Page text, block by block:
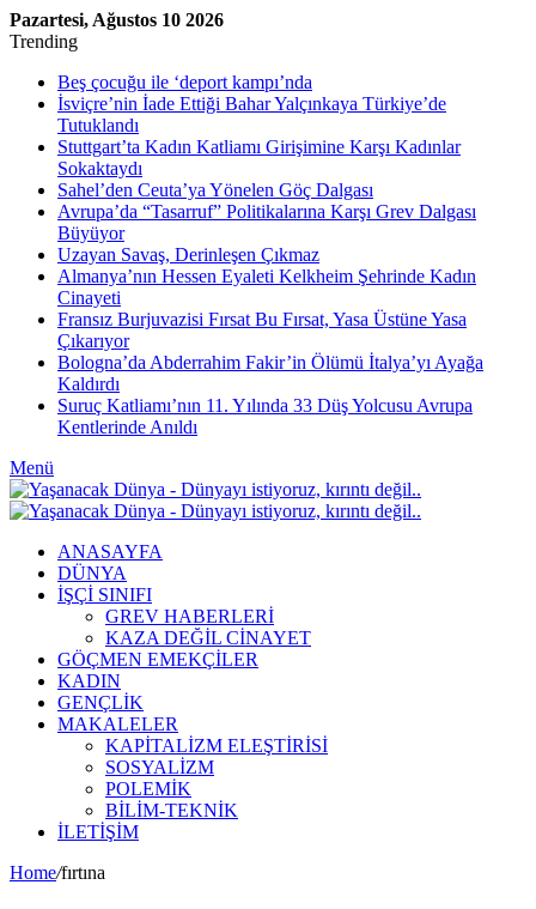
Pazartesi, Ağustos 10 2026
Trending
Beş çocuğu ile ‘deport kampı’nda
İsviçre’nin İade Ettiği Bahar Yalçınkaya Türkiye’de
Tutuklandı
Stuttgart’ta Kadın Katliamı Girişimine Karşı Kadınlar
Sokaktaydı
Sahel’den Ceuta’ya Yönelen Göç Dalgası
Avrupa’da “Tasarruf” Politikalarına Karşı Grev Dalgası
Büyüyor
Uzayan Savaş, Derinleşen Çıkmaz
Almanya’nın Hessen Eyaleti Kelkheim Şehrinde Kadın
Cinayeti
Fransız Burjuvazisi Fırsat Bu Fırsat, Yasa Üstüne Yasa
Çıkarıyor
Bologna’da Abderrahim Fakir’in Ölümü İtalya’yı Ayağa
Kaldırdı
Suruç Katliamı’nın 11. Yılında 33 Düş Yolcusu Avrupa
Kentlerinde Anıldı
Menü
ANASAYFA
DÜNYA
İŞÇİ SINIFI
GREV HABERLERİ
KAZA DEĞİL CİNAYET
GÖÇMEN EMEKÇİLER
KADIN
GENÇLİK
MAKALELER
KAPİTALİZM ELEŞTİRİSİ
SOSYALİZM
POLEMİK
BİLİM-TEKNİK
ILETIŞIM
Home/fırtına